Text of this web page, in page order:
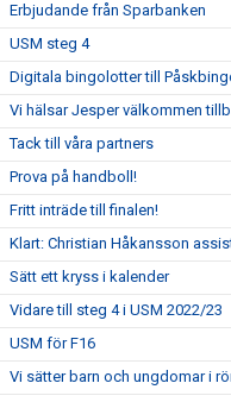
Erbjudande från Sparbanken
USM steg 4
Digitala bingolotter till
Vi hälsar Jesper välkommen
Tack till våra partners
Prova på handboll!
Fritt inträde till finalen!
Klart: Christian Håkansson
Sätt ett kryss i kalender
Vidare till steg 4 i USM 2022/23
USM för F16
Vi sätter barn och ungdomar i